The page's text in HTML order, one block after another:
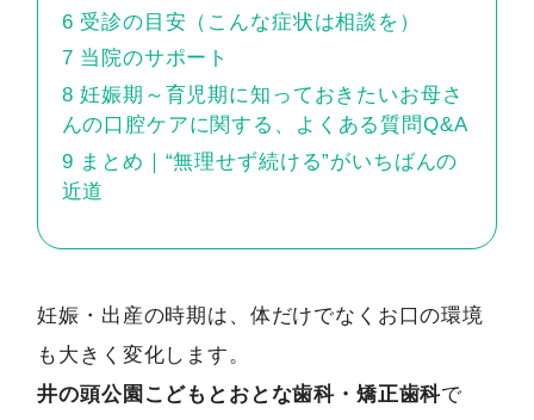
6 受診の目安（こんな症状は相談を）
7 当院のサポート
8 妊娠期～育児期に知っておきたいお母さ
んの口腔ケアに関する、よくある質問Q&A
9 まとめ｜“無理せず続ける”がいちばんの
近道
妊娠・出産の時期は、体だけでなくお口の環境
も大きく変化します。
井の頭公園こどもとおとな歯科・矯正歯科で